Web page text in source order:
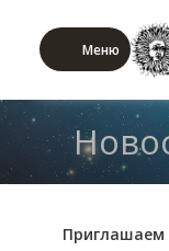
Меню
Приглашаем